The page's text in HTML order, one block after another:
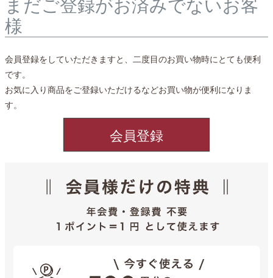
まだご登録がお済みでないお客
様
会員登録をしていただきますと、二度目のお買い物時にとても便利
です。
お気に入り商品をご登録いただけるなどお買い物が便利になりま
す。
会員登録